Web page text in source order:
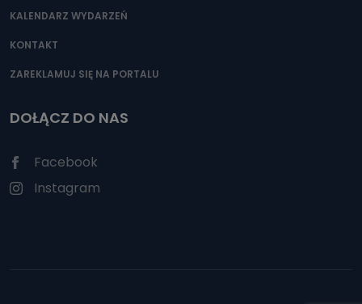
KALENDARZ WYDARZEŃ
KONTAKT
ZAREKLAMUJ SIĘ NA PORTALU
DOŁĄCZ DO NAS
Facebook
Instagram